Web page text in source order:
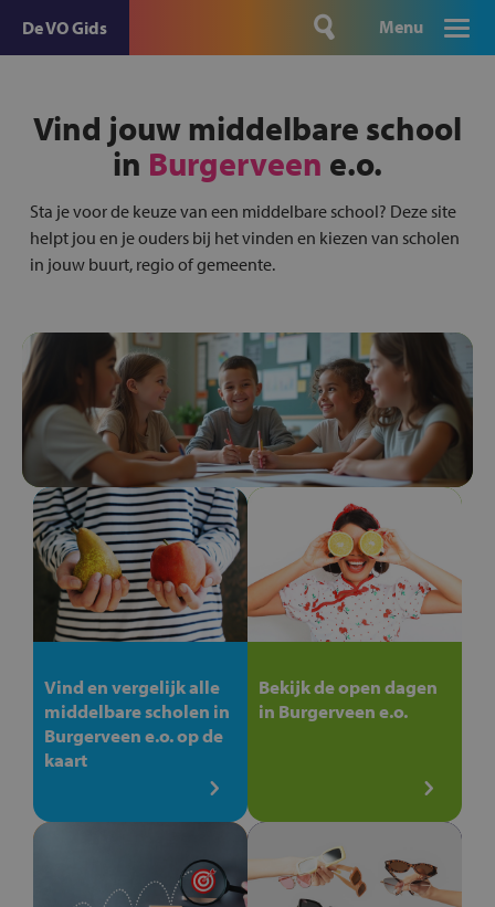
De VO Gids Menu
Vind jouw middelbare school
in Burgerveen e.o.
Sta je voor de keuze van een middelbare school? Deze site
helpt jou en je ouders bij het vinden en kiezen van scholen
in jouw buurt, regio of gemeente.
Vind en vergelijk alle
middelbare scholen in
Burgerveen e.o. op de
kaart
Bekijk de open dagen
in Burgerveen e.o.